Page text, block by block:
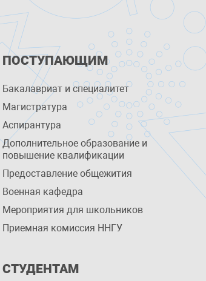
ПОСТУПАЮЩИМ
Бакалавриат и специалитет
Магистратура
Аспирантура
Дополнительное образование и
повышение квалификации
Предоставление общежития
Военная кафедра
Мероприятия для школьников
Приемная комиссия ННГУ
СТУДЕНТАМ